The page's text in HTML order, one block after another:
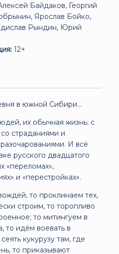
Байдаков, Георгий
Ярослав Бойко,
Рындин, Юрий
12+
в южной Сибири...
их обычная жизнь: с
страданиями и
И всё
русского двадцатого
«переломах»,
и «перестройках».
то проклинаем тех,
строим, то торопливо
то митингуем в
то идём воевать в
кукурузу там, где
то приказывают